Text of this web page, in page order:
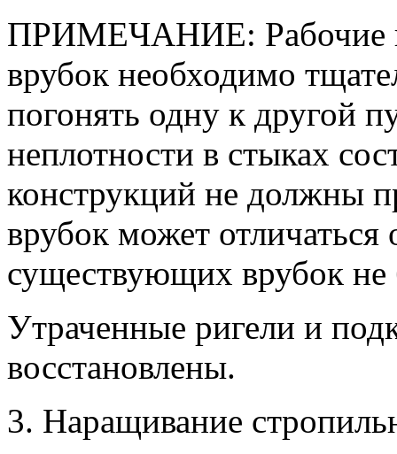
ПРИМЕЧАНИЕ: Рабочие
врубок необходимо
погонять одну к другой
неплотности в стыках
конструкций не должны
врубок может
существующих врубок
Утраченные ригели и
восстановлены.
3. Наращивание